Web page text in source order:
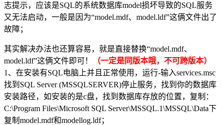
志提示，应该是SQL的系统数据库model损坏导致的SQL服务
又无法启动，一般是因为“model.mdf、model.ldf”这俩文件出了
故障；
其实解决办法也还算容易，就是直接替换“model.mdf、
model.ldf”这俩文件即可！
（一定是同版本哦，不可跨版本）
1、在安装有SQL电脑上并且正常使用，运行-输入services.msc
找到SQL Server (MSSQLSERVER)停止服务，找到你的数据库
安装路径，如安装的是c盘，找到数据库存放的位置，复制：
C:\Program Files\Microsoft SQL Server\MSSQL.1\MSSQL\Data下
复制model.mdf和modellog.ldf；